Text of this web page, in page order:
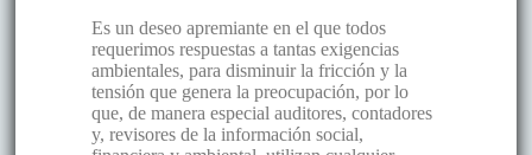
Es un deseo apremiante en el que todos
requerimos respuestas a tantas exigencias
ambientales, para disminuir la fricción y la
tensión que genera la preocupación, por lo
que, de manera especial auditores, contadores
y, revisores de la información social,